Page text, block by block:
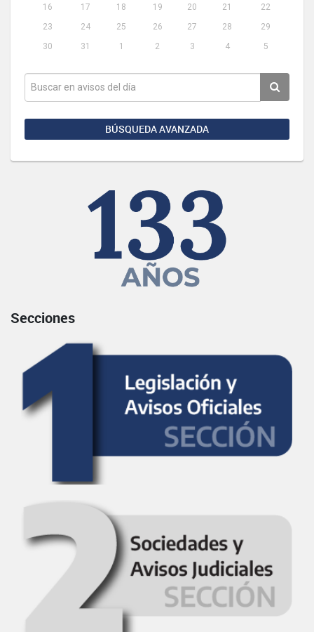
16
17 18 19 20 21
22
23
24 25 26 27 28
29
30
31 1 2 3 4 5
BÚSQUEDA AVANZADA
Secciones